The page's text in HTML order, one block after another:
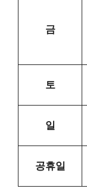
금
토
일
공휴일